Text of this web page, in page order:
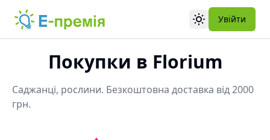
Toggle theme
Увійти
Покупки в Florium
Саджанці, рослини. Безкоштовна доставка від 2000
грн.